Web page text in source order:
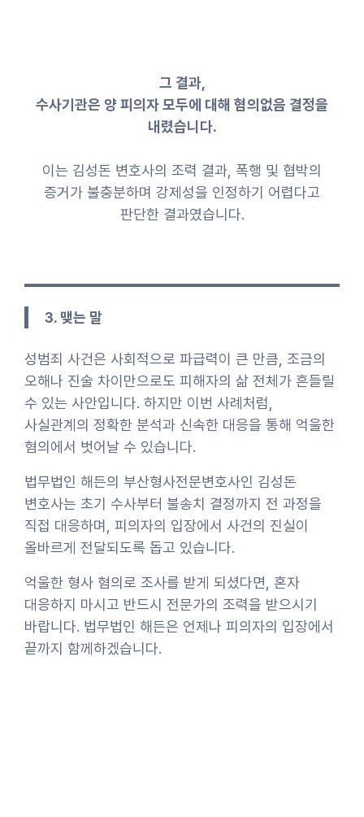
그 결과,
수사기관은 양 피의자 모두에 대해 혐의없음 결정을
내렸습니다.
이는 김성돈 변호사의 조력 결과, 폭행 및 협박의
증거가 불충분하며 강제성을 인정하기 어렵다고
판단한 결과였습니다.
3. 맺는 말
성범죄 사건은 사회적으로 파급력이 큰 만큼, 조금의
오해나 진술 차이만으로도 피해자의 삶 전체가 흔들릴
수 있는 사안입니다. 하지만 이번 사례처럼,
사실관계의 정확한 분석과 신속한 대응을 통해 억울한
혐의에서 벗어날 수 있습니다.
법무법인 해든의 부산형사전문변호사인 김성돈
변호사는 초기 수사부터 불송치 결정까지 전 과정을
직접 대응하며, 피의자의 입장에서 사건의 진실이
올바르게 전달되도록 돕고 있습니다.
억울한 형사 혐의로 조사를 받게 되셨다면, 혼자
대응하지 마시고 반드시 전문가의 조력을 받으시기
바랍니다. 법무법인 해든은 언제나 피의자의 입장에서
끝까지 함께하겠습니다.